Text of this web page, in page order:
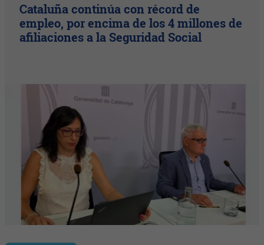
Cataluña continúa con récord de
empleo, por encima de los 4 millones de
afiliaciones a la Seguridad Social